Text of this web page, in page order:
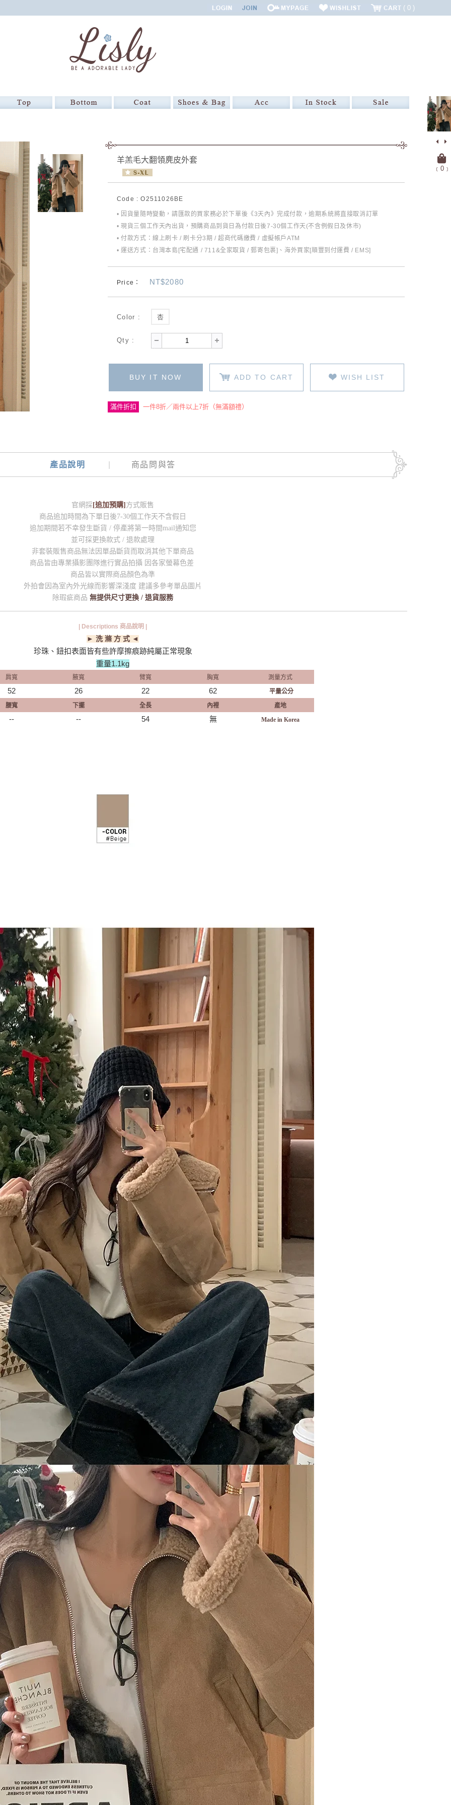
0
﹝ 0﹞
羊羔毛大翻領麂皮外套
Code : O2511026BE
• 因貨量隨時變動，請匯款的買家務必於下單後《3天內》完成付款，逾期系統將直接取消訂單
• 現貨三個工作天內出貨，預購商品到貨日為付款日後7-30個工作天(不含例假日及休市)
• 付款方式：線上刷卡 / 刷卡分3期 / 超商代碼繳費 / 虛擬帳戶ATM
• 運送方式：台灣本島[宅配通 / 711&全家取貨 / 郵寄包裹]、海外買家[順豐到付運費 / EMS]
Price： NT$2080
Color : 杏
Qty :
BUY IT NOW ADD TO CART WISH LIST
滿件折扣 一件8折／兩件以上7折（無滿額禮）
產品說明 商品問與答
官網採 [追加預購] 方式販售
商品追加時間為下單日後7-30個工作天不含假日
追加期間若不幸發生斷貨 / 停產將第一時間mail通知您
並可採更換款式 / 退款處理
非套裝販售商品無法因單品斷貨而取消其他下單商品
商品皆由專業攝影團隊進行實品拍攝 因各家螢幕色差
商品皆以實際商品顏色為準
外拍會因為室內外光線而影響深淺度 建議多參考單品圖片
除瑕疵商品 無提供尺寸更換 / 退貨服務
| Descriptions 商品說明 |
► 洗 滌 方 式 ◄
珍珠、鈕扣表面皆有些許摩擦痕跡純屬正常現象
重量1.1kg
肩寬 腋寬 臂寬 胸寬
測量方式
52 26 22 62
平量公分
腰寬 下擺 全長 內裡 產地
-- -- 54 無 Made in Korea